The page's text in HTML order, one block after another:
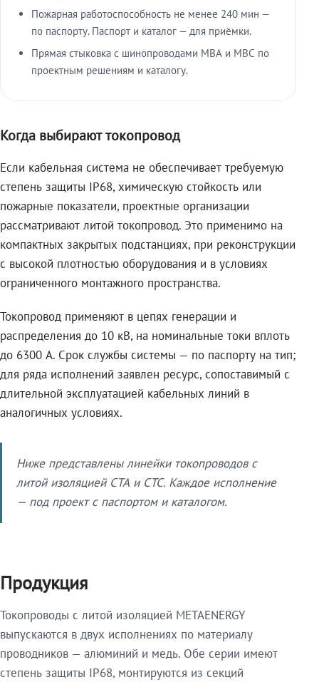
Пожарная работоспособность не менее 240 мин —
по паспорту. Паспорт и каталог — для приёмки.
Прямая стыковка с шинопроводами МВА и МВС по
проектным решениям и каталогу.
Когда выбирают токопровод
Если кабельная система не обеспечивает требуемую
степень защиты IP68, химическую стойкость или
пожарные показатели, проектные организации
рассматривают литой токопровод. Это применимо на
компактных закрытых подстанциях, при реконструкции
с высокой плотностью оборудования и в условиях
ограниченного монтажного пространства.
Токопровод применяют в цепях генерации и
распределения до 10 кВ, на номинальные токи вплоть
до 6300 А. Срок службы системы — по паспорту на тип;
для ряда исполнений заявлен ресурс, сопоставимый с
длительной эксплуатацией кабельных линий в
аналогичных условиях.
Ниже представлены линейки токопроводов с
литой изоляцией СТА и СТС. Каждое исполнение
— под проект с паспортом и каталогом.
Продукция
Токопроводы с литой изоляцией METAENERGY
выпускаются в двух исполнениях по материалу
проводников — алюминий и медь. Обе серии имеют
степень защиты IP68, монтируются из секций